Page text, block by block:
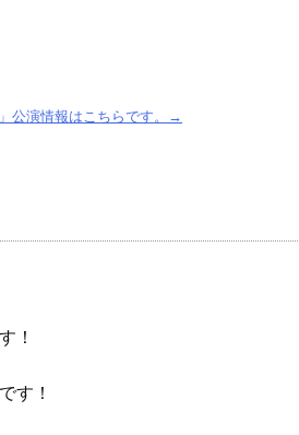
公演情報はこちらです。→
！
す！